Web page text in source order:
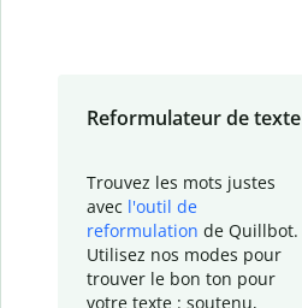
Reformulateur de texte
Trouvez les mots justes
avec l'outil de
reformulation de Quillbot.
Utilisez nos modes pour
trouver le bon ton pour
votre texte : soutenu,